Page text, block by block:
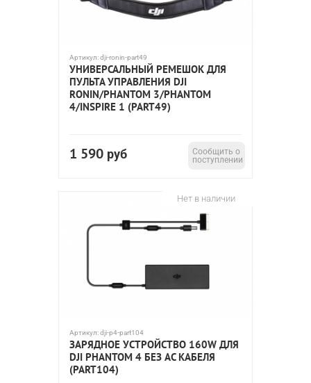
Артикул:dji-ronin-part49
УНИВЕРСАЛЬНЫЙ РЕМЕШОК ДЛЯ
ПУЛЬТА УПРАВЛЕНИЯ DJI
RONIN/PHANTOM 3/PHANTOM
4/INSPIRE 1 (PART49)
1 590 руб
Сообщить о
поступлении
Нет в наличии
Артикул:dji-p4-part104
ЗАРЯДНОЕ УСТРОЙСТВО 160W ДЛЯ
DJI PHANTOM 4 БЕЗ AC КАБЕЛЯ
(PART104)